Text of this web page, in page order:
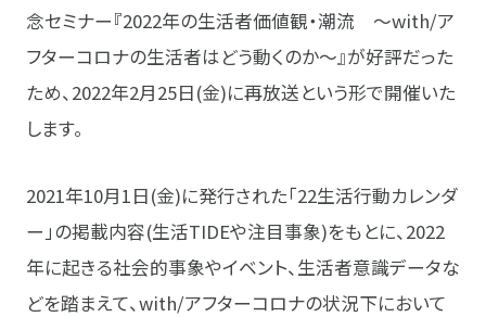
念セミナー『2022年の生活者価値観・潮流 ～with/ア
フターコロナの生活者はどう動くのか～』が好評だった
ため、2022年2月25日(金)に再放送という形で開催いた
します。
2021年10月1日(金)に発行された「22生活行動カレンダ
ー」の掲載内容(生活TIDEや注目事象)をもとに、2022
年に起きる社会的事象やイベント、生活者意識データな
どを踏まえて、with/アフターコロナの状況下において